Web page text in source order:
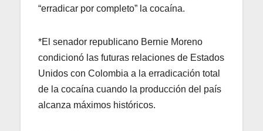
“erradicar por completo” la cocaína.
*El senador republicano Bernie Moreno
condicionó las futuras relaciones de Estados
Unidos con Colombia a la erradicación total
de la cocaína cuando la producción del país
alcanza máximos históricos.